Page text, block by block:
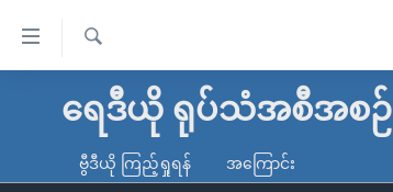
လွယ်ကူ
သည့်
မူလစာမျက်နှာ
ကမ္ဘာ့သတင်းများ
ရ
ရေဒီယို ရုပ်သံအစီအစဉ်
ဗွီဒီယို ကြည့်ရှုရန် အကြောင်း